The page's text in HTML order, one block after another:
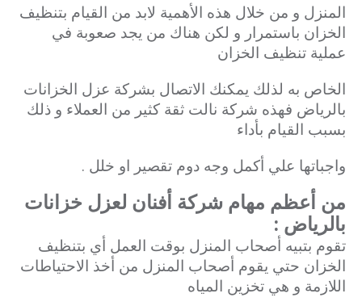
المنزل و من خلال هذه الأهمية لابد من القيام بتنظيف
الخزان باستمرار و لكن هناك من يجد صعوبة في
عملية تنظيف الخزان
الخاص به لذلك يمكنك الاتصال بشركة عزل الخزانات
بالرياض فهذه شركة نالت ثقة كثير من العملاء و ذلك
بسبب القيام بأداء
واجباتها علي أكمل وجه دوم تقصير او خلل .
من أعظم مهام شركة أفنان لعزل خزانات
بالرياض :
تقوم بتبيه أصحاب المنزل بوقت العمل أي بتنظيف
الخزان حتي يقوم أصحاب المنزل من أخذ الاحتياطات
اللازمة و هي تخزين المياه